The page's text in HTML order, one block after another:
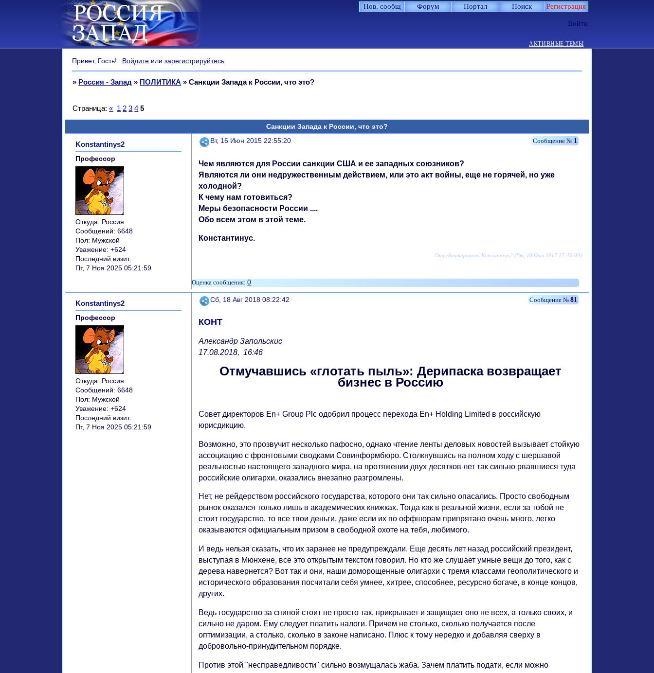
Нов. сообщ Форум Портал Поиск Регистрация
Войти
АКТИВНЫЕ ТЕМЫ
Привет, Гость! Войдите илизарегистрируйтесь.
» Россия - Запад » ПОЛИТИКА »Санкции Запада к России, что это?
Санкции Запада к России, что это?
Страница:« 1 2 3 4 5
Поделиться 1
Вт, 16 Июн 2015 22:55:20
Konstantinys2
Профессор
Откуда: Россия
Сообщений: 6648
Пол: Мужской
Уважение: +624
Последний визит:
Пт, 7 Ноя 2025 05:21:59
Чем являются для России санкции США и ее западных союзников?
Являются ли они недружественным действием, или это акт войны, еще не горячей, но уже
холодной?
К чему нам готовиться?
Меры безопасности России ....
Обо всем этом в этой теме.
Константинус.
Отредактировано Konstantinys2 (Вт, 10 Окт 2017 17:46:09)
0
Поделиться 81
Сб, 18 Авг 2018 08:22:42
Konstantinys2
Профессор
Откуда: Россия
Сообщений: 6648
Пол: Мужской
Уважение: +624
Последний визит:
Пт, 7 Ноя 2025 05:21:59
КОНТ
Александр Запольскис
17.08.2018, 16:46
Отмучавшись «глотать пыль»: Дерипаска возвращает
бизнес в Россию
Совет директоров En+ Group Plc одобрил процесс перехода En+ Holding Limited в российскую
юрисдикцию.
Возможно, это прозвучит несколько пафосно, однако чтение ленты деловых новостей вызывает стойкую
ассоциацию с фронтовыми сводками Совинформбюро. Столкнувшись на полном ходу с шершавой
реальностью настоящего западного мира, на протяжении двух десятков лет так сильно рвавшиеся туда
российские олигархи, оказались внезапно разгромлены.
Нет, не рейдерством российского государства, которого они так сильно опасались. Просто свободным
рынок оказался только лишь в академических книжках. Тогда как в реальной жизни, если за тобой не
стоит государство, то все твои деньги, даже если их по оффшорам припрятано очень много, легко
оказываются официальным призом в свободной охоте на тебя, любимого.
И ведь нельзя сказать, что их заранее не предупреждали. Еще десять лет назад российский президент,
выступая в Мюнхене, все это открытым текстом говорил. Но кто же слушает умные вещи до того, как с
дерева навернется? Вот так и они, наши доморощенные олигархи с тремя классами геополитического и
исторического образования посчитали себя умнее, хитрее, способнее, ресурсно богаче, в конце концов,
других.
Ведь государство за спиной стоит не просто так, прикрывает и защищает оно не всех, а только своих, и
сильно не даром. Ему следует платить налоги. Причем не столько, сколько получается после
оптимизации, а столько, сколько в законе написано. Плюс к тому нередко и добавляя сверху в
добровольно-принудительном порядке.
Против этой "несправедливости" сильно возмущалась жаба. Зачем платить подати, если можно